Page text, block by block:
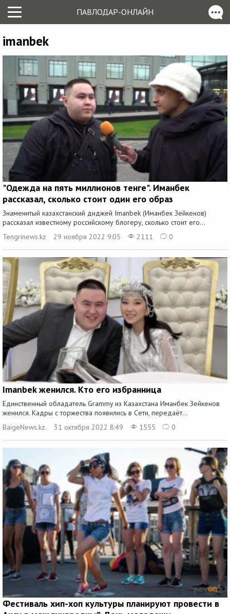
ПАВЛОДАР-ОНЛАЙН
imanbek
"Одежда на пять миллионов тенге". Иманбек
рассказал, сколько стоит один его образ
Знаменитый казахстанский диджей Imanbek (Иманбек Зейкенов)
рассказал известному российскому блогеру, сколько стоит его...
Tengrinews.kz
29 ноября 2022 9:05 2111 0
Imanbek женился. Кто его избранница
Единственный обладатель Grammy из Казахстана Иманбек Зейкенов
женился. Кадры с торжества появились в Сети, передаёт...
BaigeNews.kz.
31 октября 2022 8:49 1555 0
Фестиваль хип-хоп культуры планируют провести в